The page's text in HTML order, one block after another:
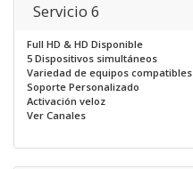
Servicio 6
Full HD & HD Disponible
5 Dispositivos simultáneos
Variedad de equipos compatibles
Soporte Personalizado
Activación veloz
Ver Canales